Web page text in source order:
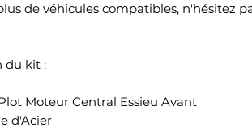
de véhicules compatibles, n'hésitez
du kit :
Moteur Central Essieu Avant
d'Acier